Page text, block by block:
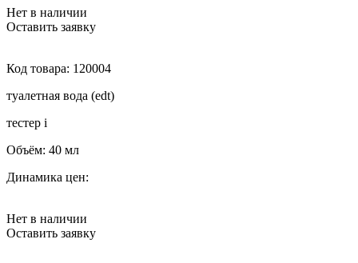
Нет в наличии
Оставить заявку
Код товара: 120004
туалетная вода (edt)
тестер i
Объём: 40 мл
Динамика цен:
Нет в наличии
Оставить заявку